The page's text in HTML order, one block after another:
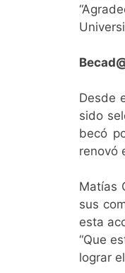
Desde
sido
becó
renovó
Matías
sus
esta
“Que
lograr